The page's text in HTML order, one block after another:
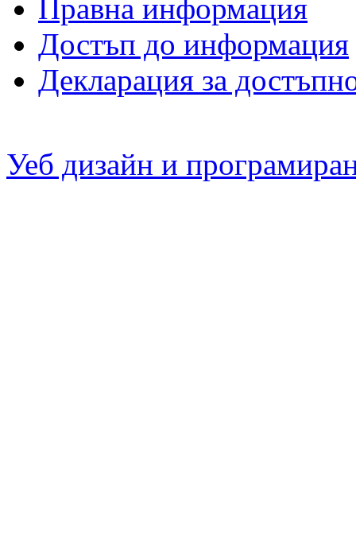
Правна информация
Достъп до информация
Декларация за
Уеб дизайн и